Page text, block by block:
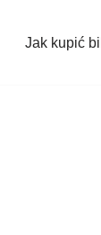
Jak kupić